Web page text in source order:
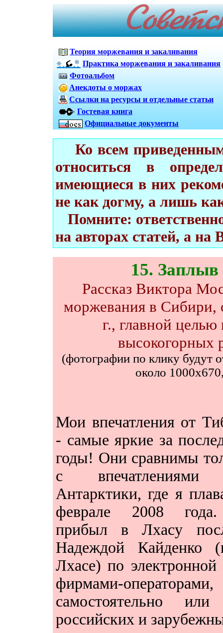
Теория моржевания и закаливания
Практика моржевания и закаливания
Фотоальбом
Анекдоты о моржах
Ссылки на ресурсы и отдельные статьи
Гостевая книга
Официальные документы
Ко всем
относиться в
имеющиеся в них
не как догму, а лишь
Помните:
на авторах статей, а на
15.
Рассказ Виктора
моржевания в Сибири,
г., главной
высокогорных
(фотографии по клику будут
около
Мои впечатления от
- самые яркие за
годы! Они сравнимы
с
Антарктики, где я
феврале 2008
прибыл в Лхасу
Надеждой Кайденко
Лхасе) по
фирмами-
самостоятельно
российских и